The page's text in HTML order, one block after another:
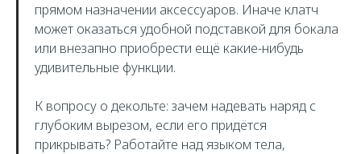
прямом назначении аксессуаров. Иначе клатч
может оказаться удобной подставкой для бокала
или внезапно приобрести ещё какие-нибудь
удивительные функции.
К вопросу о декольте: зачем надевать наряд с
глубоким вырезом, если его придётся
прикрывать? Работайте над языком тела,